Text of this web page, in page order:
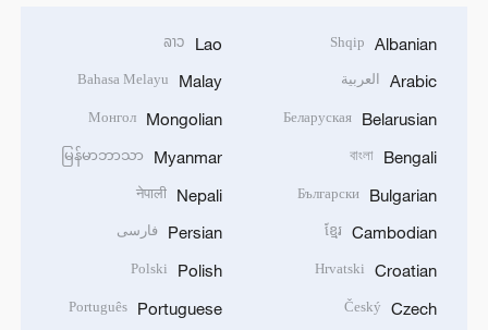
Albanian
Shqip
Arabic العربية
Belarusian
Беларуская
Bengali
বাংলা
Bulgarian
Български
Cambodian
ខ្មែរ
Croatian
Hrvatski
Czech
Český
Lao
ລາວ
Malay
Bahasa Melayu
Mongolian
Монгол
Myanmar
မြန်မာဘာသာ
Nepali
नेपाली
Persian فارسی
Polish
Polski
Portuguese
Português